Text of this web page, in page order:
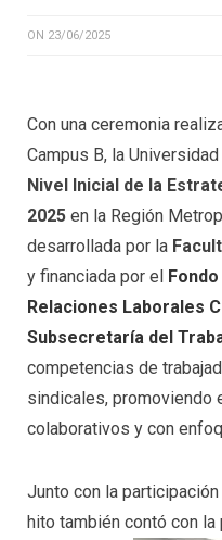
ON 23/06/2025
Con una ceremonia
Campus B, la
Nivel Inicial de la
2025 en la Región
desarrollada por la
y financiada por el
Relaciones Laborales
Subsecretaría del
competencias de
sindicales, promoviendo
colaborativos y con
Junto con la
hito también contó con